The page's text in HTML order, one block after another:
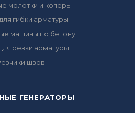
молотки и коперы
гибки арматуры
машины по бетону
резки арматуры
швов
ГЕНЕРАТОРЫ